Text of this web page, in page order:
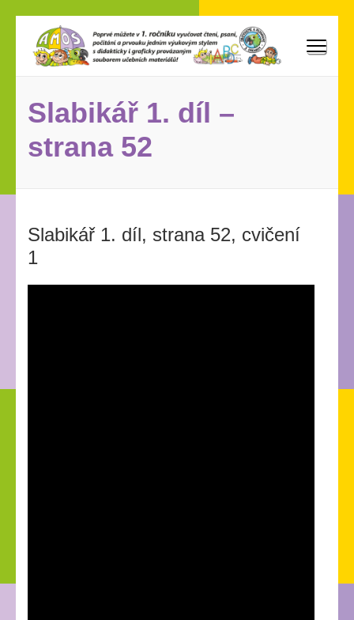
Přeskočit
obsah
Enter)AMOS
provázaným souborem učebních materiálů!
Slabikář 1. díl –
strana 52
Slabikář 1. díl, strana 52, cvičení
1